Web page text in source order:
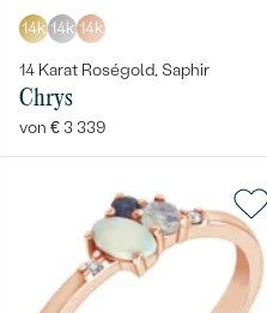
14k 14k 14k
14 Karat Roségold, Saphir
Chrys
von € 3 339